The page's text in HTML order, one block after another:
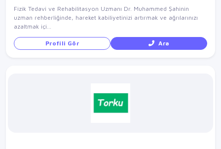
Fizik Tedavi ve Rehabilitasyon Uzmanı Dr. Muhammed Şahinin
uzman rehberliğinde, hareket kabiliyetinizi artırmak ve ağrılarınızı
azaltmak içi...
Profili Gör Ara